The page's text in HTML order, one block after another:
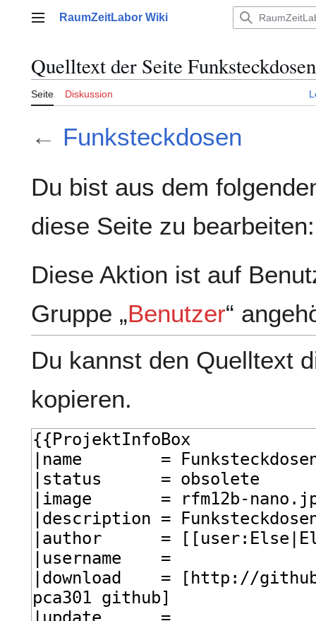
Hauptmenü
RaumZeitLabor Wiki
Quelltext der Seite Funksteckdosen
Seite Diskussion
← Funksteckdosen
Du bist aus dem
diese Seite zu bearbeiten:
Diese Aktion ist auf
Gruppe „Benutzer“
Du kannst den Quelltext
kopieren.